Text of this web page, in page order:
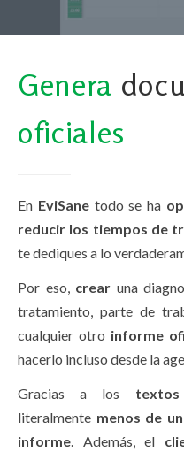
Genera
oficiales
En EviSanetodo se ha
reducir los tiempos de
te dediques a lo
Por eso, crear una
tratamiento, parte de
cualquier otro informe
hacerlo incluso desde la
Gracias a los textos
literalmente menos de
informe. Además, el